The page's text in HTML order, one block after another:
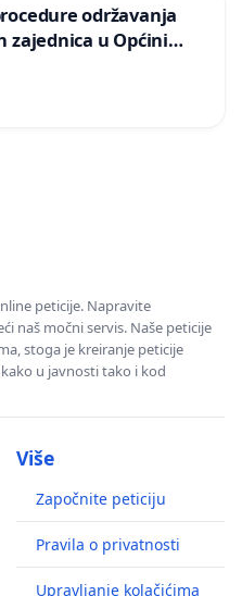
održavanja
zajednica u Općini
peticije. Napravite
naš močni servis. Naše peticije
stoga je kreiranje peticije
u javnosti tako i kod
Više
Započnite peticiju
Pravila o privatnosti
Upravljanje kolačićima